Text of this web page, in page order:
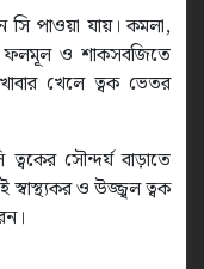
সি পাওয়া যায়। কমলা,
ফলমূল ও শাকসবজিতে
খেলে ত্বক ভেতর
সৌন্দর্য বাড়াতে
ও উজ্জ্বল ত্বক